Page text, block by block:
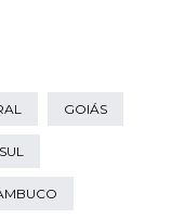
GOIÁS